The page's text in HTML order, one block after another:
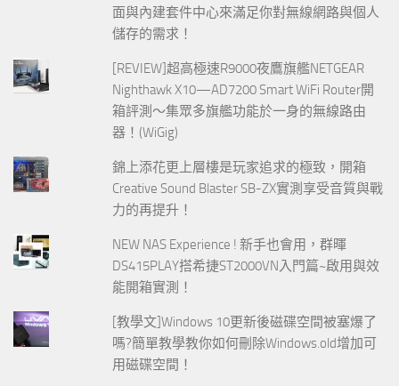
面與內建套件中心來滿足你對無線網路與個人
儲存的需求！
[REVIEW]超高極速R9000夜鷹旗艦NETGEAR
Nighthawk X10—AD7200 Smart WiFi Router開
箱評測～集眾多旗艦功能於一身的無線路由
器！(WiGig)
錦上添花更上層樓是玩家追求的極致，開箱
Creative Sound Blaster SB-ZX實測享受音質與戰
力的再提升！
NEW NAS Experience ! 新手也會用，群暉
DS415PLAY搭希捷ST2000VN入門篇~啟用與效
能開箱實測！
[教學文]Windows 10更新後磁碟空間被塞爆了
嗎?簡單教學教你如何刪除Windows.old增加可
用磁碟空間！